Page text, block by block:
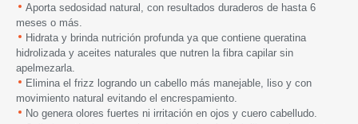
Aporta sedosidad natural, con resultados duraderos de hasta 6
meses o más.
Hidrata y brinda nutrición profunda ya que contiene queratina
hidrolizada y aceites naturales que nutren la fibra capilar sin
apelmezarla.
Elimina el frizz logrando un cabello más manejable, liso y con
movimiento natural evitando el encrespamiento.
No genera olores fuertes ni irritación en ojos y cuero cabelludo.